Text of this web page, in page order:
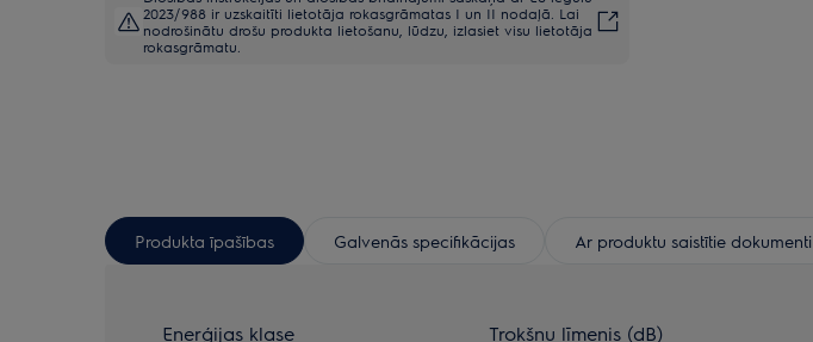
2023/988 ir uzskaitīti lietotāja rokasgrāmatas I un II nodaļā. Lai
nodrošinātu drošu produkta lietošanu, lūdzu, izlasiet visu lietotāja
rokasgrāmatu.
Produkta īpašības Galvenās specifikācijas Ar produktu saistītie dokumenti
Enerģijas klase Trokšņu līmenis (dB)